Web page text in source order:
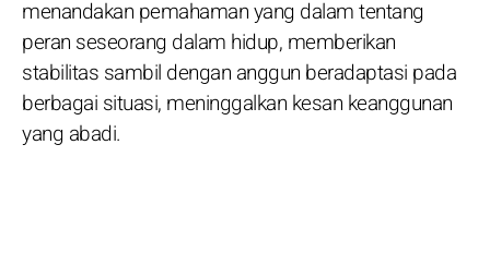
menandakan pemahaman yang dalam tentang
peran seseorang dalam hidup, memberikan
stabilitas sambil dengan anggun beradaptasi pada
berbagai situasi, meninggalkan kesan keanggunan
yang abadi.